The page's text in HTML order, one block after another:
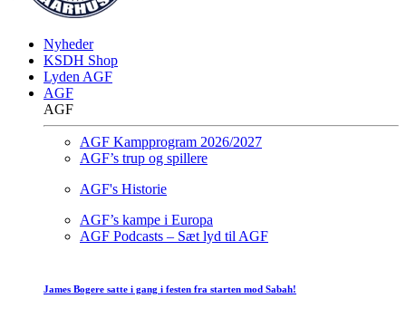
Nyheder
KSDH Shop
Lyden AGF
AGF
AGF
AGF Kampprogram 2026/2027
AGF’s trup og spillere
AGF's Historie
AGF’s kampe i Europa
AGF Podcasts – Sæt lyd til AGF
James Bogere satte i gang i festen fra starten mod Sabah!